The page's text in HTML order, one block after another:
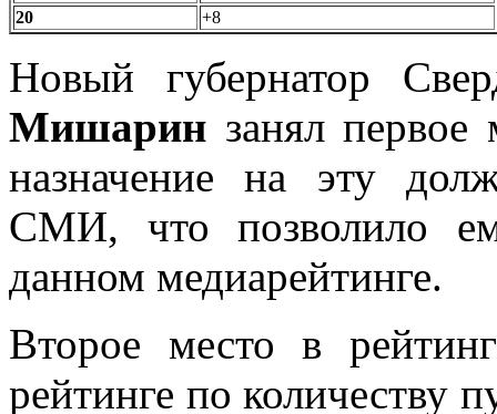
20
+8
Новый губернатор
Мишарин занял
назначение на эту
СМИ, что позволило
данном медиарейтинге.
Второе место в
рейтинге по количеству